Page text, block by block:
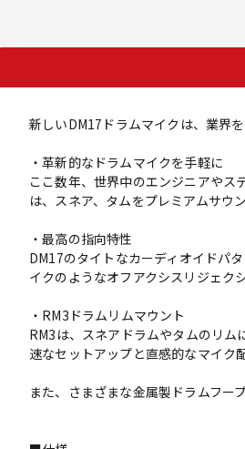
新しいDM17ドラムマイクは、業界
・革新的なドラムマイクを手軽に
ここ数年、世界中のエンジニアや
は、スネア、タムをプレミアムサウ
・最高の指向特性
DM17のタイトなカーディオイドパ
イクのようなオフアクシスリジェク
・RM3ドラムリムマウント
RM3は、スネアドラムやタムのリ
速なセットアップと直感的なマイク
また、さまざまな金属製ドラムフー